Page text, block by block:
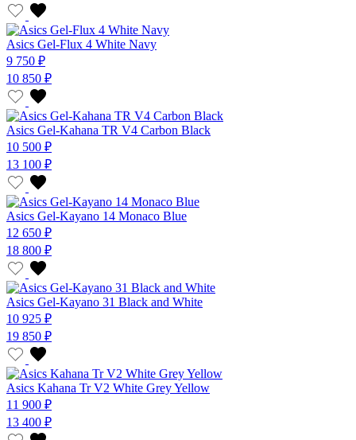
Asics Gel-Flux 4 White Navy
9 750 ₽
10 850 ₽
Asics Gel-Kahana TR V4 Carbon Black
10 500 ₽
13 100 ₽
Asics Gel-Kayano 14 Monaco Blue
12 650 ₽
18 800 ₽
Asics Gel-Kayano 31 Black and White
10 925 ₽
19 850 ₽
Asics Kahana Tr V2 White Grey Yellow
11 900 ₽
13 400 ₽